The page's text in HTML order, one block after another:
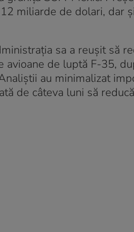
miliarde de dolari, dar
sa a reuşit să
de luptă F-35,
au minimalizat
de câteva luni să